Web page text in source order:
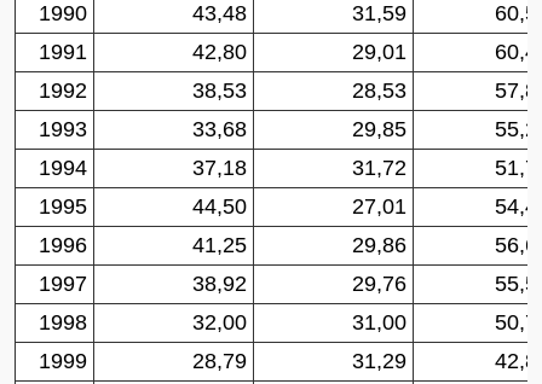
1990
43,48 31,59
1991
42,80 29,01
1992
38,53 28,53
1993
33,68 29,85
1994
37,18 31,72
1995
44,50 27,01
1996
41,25 29,86
1997
38,92 29,76
1998
32,00 31,00
1999
28,79 31,29